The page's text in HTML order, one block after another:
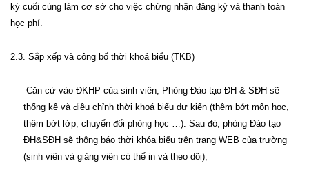
ký cuối cùng làm cơ sở cho việc chứng nhận đăng ký và thanh toán
học phí.
2.3. Sắp xếp và công bố thời khoá biểu (TKB)
– Căn cứ vào ĐKHP của sinh viên, P hòng Đào tạo ĐH & SĐH sẽ
thống kê và điều chỉnh thời khoá biểu dự kiến (thêm bớt môn học,
thêm bớt lớp, chuyển đổi phòng học …). Sau đó, phòng Đào tạo
ĐH&SĐH sẽ thông báo thời khóa biểu trên trang WEB của trường
(sinh viên và giảng viên có thể in và theo dõi);